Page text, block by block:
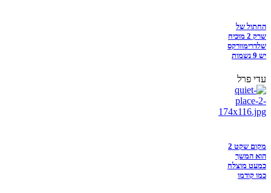
החתול של
שרק 2 מוכיח
שלדרימוורקס
יש 9 נשמות
עדי פרל
מקום שקט 2
הוא המשך
כמעט מוצלח
כמו קודמו